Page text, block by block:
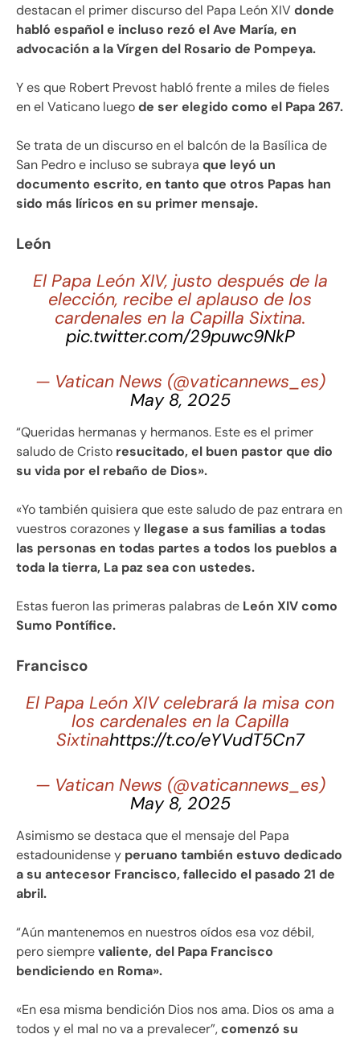
destacan el primer discurso del Papa León XIV donde
habló español e incluso rezó el Ave María, en
advocación a la Vírgen del Rosario de Pompeya.
Y es que Robert Prevost habló frente a miles de fieles
en el Vaticano luegode ser elegido como el Papa 267.
Se trata de un discurso en el balcón de la Basílica de
San Pedro e incluso se subraya que leyó un
documento escrito, en tanto que otros Papas han
sido más líricos en su primer mensaje.
León
El Papa León XIV, justo después de la
elección, recibe el aplauso de los
cardenales en la Capilla Sixtina.
pic.twitter.com/29puwc9NkP
— Vatican News (@vaticannews_es)
May 8, 2025
“Queridas hermanas y hermanos. Este es el primer
saludo de Cristo resucitado, el buen pastor que dio
su vida por el rebaño de Dios».
«Yo también quisiera que este saludo de paz entrara en
vuestros corazones y llegase a sus familias a todas
las personas en todas partes a todos los pueblos a
toda la tierra, La paz sea con ustedes.
Estas fueron las primeras palabras de León XIV como
Sumo Pontífice.
Francisco
El Papa León XIV celebrará la misa con
los cardenales en la Capilla
Sixtinahttps://t.co/eYVudT5Cn7
— Vatican News (@vaticannews_es)
May 8, 2025
Asimismo se destaca que el mensaje del Papa
estadounidense y peruano también estuvo dedicado
a su antecesor Francisco, fallecido el pasado 21 de
abril.
“Aún mantenemos en nuestros oídos esa voz débil,
pero siemprevaliente, del Papa Francisco
bendiciendo en Roma».
«En esa misma bendición Dios nos ama. Dios os ama a
todos y el mal no va a prevalecer”,comenzó su